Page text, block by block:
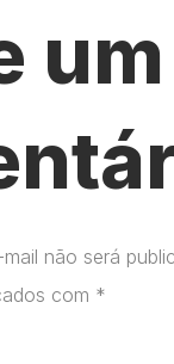
um
não será
com *